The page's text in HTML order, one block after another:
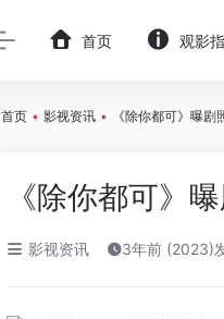
首页 观影
首页 • 影视资讯 • 《除你都可》曝
《除你都可》
影视资讯 3年前 (2023)